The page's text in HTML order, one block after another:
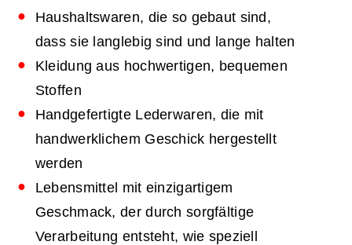
Haushaltswaren, die so gebaut sind,
dass sie langlebig sind und lange halten
Kleidung aus hochwertigen, bequemen
Stoffen
Handgefertigte Lederwaren, die mit
handwerklichem Geschick hergestellt
werden
Lebensmittel mit einzigartigem
Geschmack, der durch sorgfältige
Verarbeitung entsteht, wie speziell